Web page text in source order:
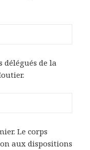
délégués de la
Le corps
aux dispositions